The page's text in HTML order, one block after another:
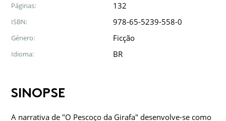
Páginas: 132
ISBN: 978-65-5239-558-0
Género: Ficção
Idioma: BR
SINOPSE
A narrativa de "O Pescoço da Girafa" desenvolve-se como